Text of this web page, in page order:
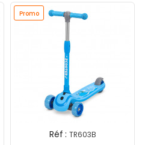
Promo
Réf : TR603B